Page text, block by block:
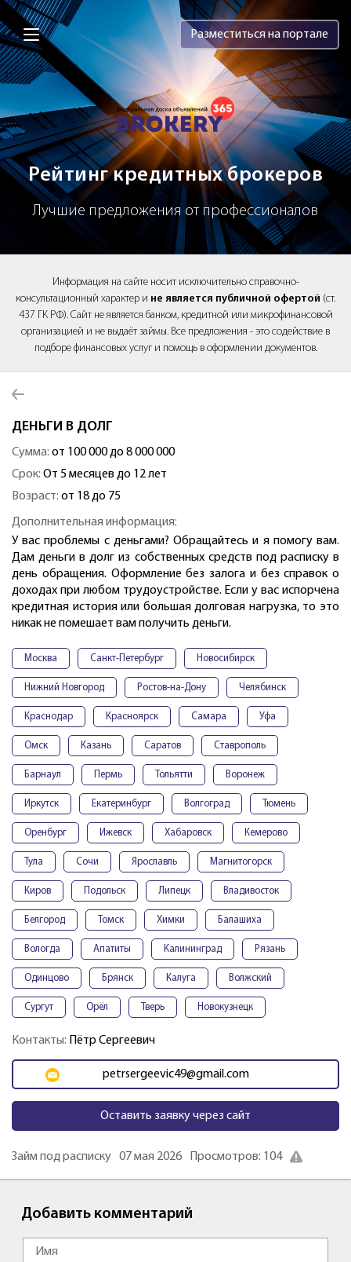
Brokery365 - Рейтинг кредитных
Разместиться на портале
Рейтинг кредитных брокеров
Лучшие предложения от профессионалов
Информация на сайте носит исключительно справочно-
консультационный характер и не является публичной офертой (ст.
437 ГК РФ). Сайт не является банком, кредитной или микрофинансовой
организацией и не выдаёт займы. Все предложения - это содействие в
подборе финансовых услуг и помощь в оформлении документов.
ДЕНЬГИ В ДОЛГ
Сумма: от 100 000 до 8 000 000
Срок: От 5 месяцев до 12 лет
Возраст: от 18 до 75
Дополнительная информация:
У вас проблемы с деньгами? Обращайтесь и я помогу вам.
Дам деньги в долг из собственных средств под расписку в
день обращения. Оформление без залога и без справок о
доходах при любом трудоустройстве. Если у вас испорчена
кредитная история или большая долговая нагрузка, то это
никак не помешает вам получить деньги.
Москва Санкт-Петербург Новосибирск
Нижний Новгород Ростов-на-Дону Челябинск
Краснодар Красноярск Самара Уфа
Омск Казань Саратов Ставрополь
Барнаул Пермь Тольятти Воронеж
Иркутск Екатеринбург Волгоград Тюмень
Оренбург Ижевск Хабаровск Кемерово
Тула Сочи Ярославль Магнитогорск
Киров Подольск Липецк Владивосток
Белгород Томск Химки Балашиха
Вологда Апатиты Калининград Рязань
Одинцово Брянск Калуга Волжский
Сургут Орёл Тверь Новокузнецк
Контакты: Пётр Сергеевич
petrsergeevic49@gmail.com
Оставить заявку через сайт
Займ под расписку 07 мая 2026 Просмотров: 104
Добавить комментарий